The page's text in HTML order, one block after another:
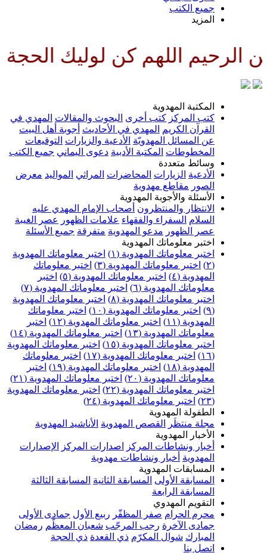
كن لوليك الحجة بن
المهدوية
كتب أخرى البحوث والمقالات المهدي في
المهدي في الأحاديث أجوبة أهل البيت
المسائل المهدويّة الأدعية والزيارات التوقيعات
المكتبة الأدبية دعوى اليماني جميع الكتب
متعددة
الزيارات المحاضرات المراثي المواليد معرض
مقاطع مهدوية
والأجوبة المهدوية
والمنتظرون أصحاب الإمام المهدي عليه
السفراء والفقهاء علامات الظهور عصر الغيبة
مدعو المهدوية متفرقة جميع الأسئلة
معلوماتك المهدوية
معلوماتك المهدوية (١)
اختبر معلوماتك المهدوية
اختبر معلوماتك المهدوية (٣)
اختبر معلوماتك
اختبر معلوماتك المهدوية (٥)
اختبر
المهدوية (٦)
اختبر معلوماتك المهدوية (٧)
معلوماتك المهدوية (٨)
اختبر معلوماتك المهدوية
اختبر معلوماتك المهدوية (١٠)
اختبر معلوماتك
اختبر معلوماتك المهدوية (١٢)
اختبر
المهدوية (١٣)
اختبر معلوماتك المهدوية (١٤)
معلوماتك المهدوية (١٥)
اختبر معلوماتك المهدوية
اختبر معلوماتك المهدوية (١٧)
اختبر معلوماتك
اختبر معلوماتك المهدوية (١٩)
اختبر
المهدوية (٢٠)
اختبر معلوماتك المهدوية (٢١)
معلوماتك المهدوية (٢٢)
اختبر معلوماتك المهدوية
اختبر معلوماتك المهدوية (٢٤)
المهدوية
منتظَر
القصص المهدوية الأناشيد المهدوية
المهدوية
ونشاطات المركز اصدارات المركز الإصدارات
أخبار ونشاطات مهدوية
المهدوية
الأولى المسابقة الثانية المسابقة الثالثة
الرابعة
المهدوي
الحرام
صفر المظفّر ربيع الأول جمادى الأولى
رجب المرجّب شعبان المعظّم رمضان
شوال المكرّم ذي القعدة ذي الحجة